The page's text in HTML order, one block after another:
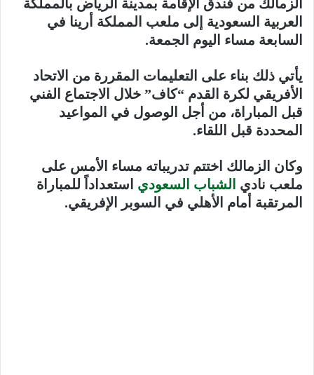
الزمالك من فندق الإقامة بمدينة الرياض بالمملكة
العربية السعودية إلى ملعب المملكة أرينا في
السابعة مساء اليوم الجمعة.
يأتي ذلك بناء على التعليمات المقررة من الاتحاد
الأفريقي لكرة القدم “كاف” خلال الاجتماع الفني
قبل المباراة، من أجل الوصول في المواعيد
المحددة قبل اللقاء.
وكان الزمالك اختتم تدريباته مساء الأمس على
ملعب نادي الشباب السعودي استعداداً للمباراة
المرتقبة أمام الأهلي في السوبر الإفريقي.